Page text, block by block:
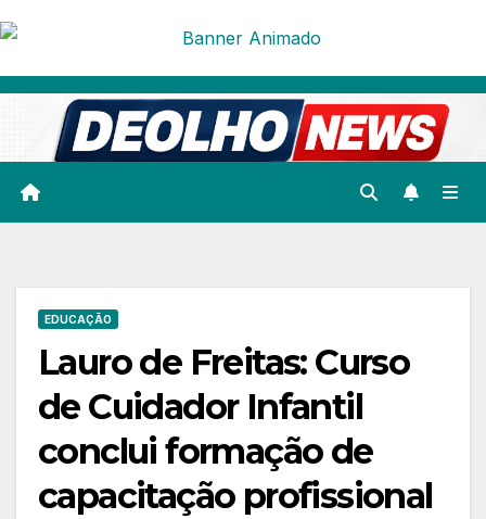
Skip
content
EDUCAÇÃO
Lauro de Freitas: Curso
de Cuidador Infantil
conclui formação de
capacitação profissional